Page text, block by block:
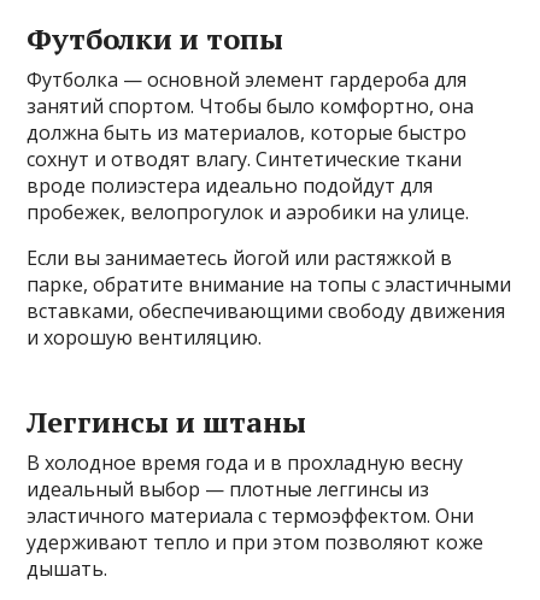
Футболки и топы
Футболка — основной элемент гардероба для
занятий спортом. Чтобы было комфортно, она
должна быть из материалов, которые быстро
сохнут и отводят влагу. Синтетические ткани
вроде полиэстера идеально подойдут для
пробежек, велопрогулок и аэробики на улице.
Если вы занимаетесь йогой или растяжкой в
парке, обратите внимание на топы с эластичными
вставками, обеспечивающими свободу движения
и хорошую вентиляцию.
Леггинсы и штаны
В холодное время года и в прохладную весну
идеальный выбор — плотные леггинсы из
эластичного материала с термоэффектом. Они
удерживают тепло и при этом позволяют коже
дышать.